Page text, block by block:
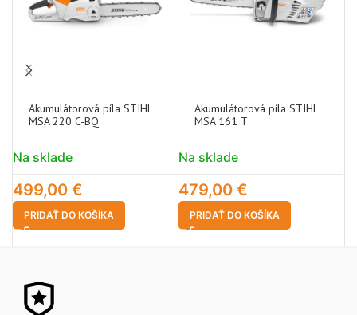
Akumulátorová píla STIHL
MSA 220 C-BQ
Na sklade
499,00 €
PRIDAŤ DO KOŠÍKA
Akumulátorová píla STIHL
MSA 161 T
Na sklade
479,00 €
PRIDAŤ DO KOŠÍKA